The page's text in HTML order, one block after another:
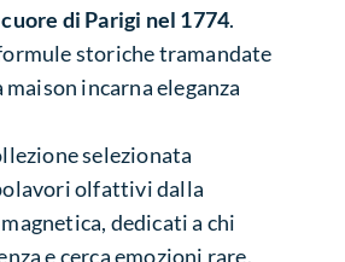
di Parigi nel 1774.
storiche tramandate
maison incarna eleganza
selezionata
olfattivi dalla
dedicati a chi
e cerca emozioni rare.